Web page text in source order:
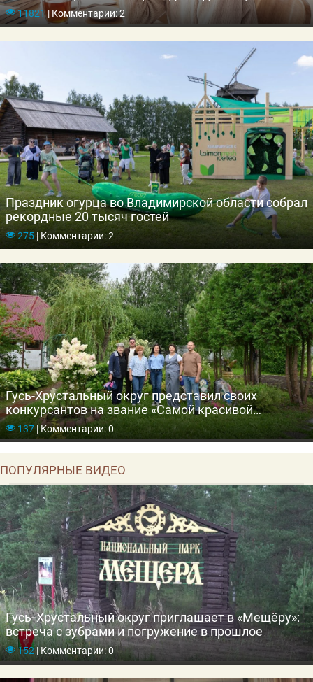
11821|Комментарии: 2
Праздник огурца во Владимирской области собрал
рекордные 20 тысяч гостей
275 |Комментарии: 2
Гусь-Хрустальный округ представил своих
конкурсантов на звание «Самой красивой
деревни»
137 |Комментарии: 0
ПОПУЛЯРНЫЕ ВИДЕО
Гусь‑Хрустальный округ приглашает в «Мещёру»:
встреча с зубрами и погружение в прошлое
152 |Комментарии: 0